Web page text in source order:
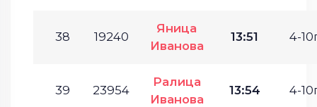
38 19240
Яница
Иванова
13:51 4-
39 23954
Ралица
Иванова
13:54 4-